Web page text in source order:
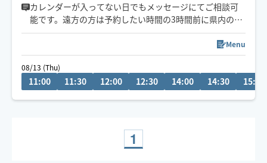
カレンダーが入ってない日でもメッセージにてご相談可
能です。遠方の方は予約したい時間の3時間前に県内の方
は2時間前にリクエストお願いします。月によって活動エ
リアが異なりますので、あらかじめご確認の上リクエス
トをお願いいたします。
施術中にスマートフォンを閲覧はご遠慮ください。
お客様の要望を聞きながら、最善に目指します。
Menu
08/13 (Thu)
11:00 11:30 12:00 12:30 14:00 14:30 15:00
1